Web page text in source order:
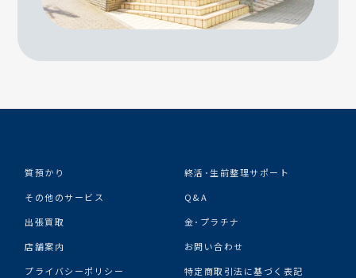
質預かり
終活･生前整理サポート
その他のサービス
Q&A
出張買取
金･プラチナ
店舗案内
お問い合わせ
プライバシーポリシー
特定商取引法に基づく表記